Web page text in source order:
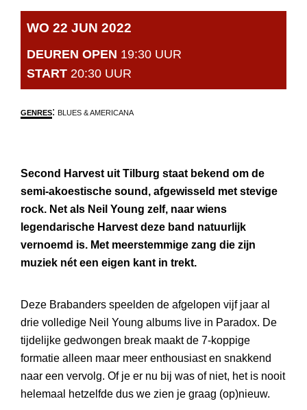
WO 22 JUN 2022
DEUREN OPEN 19:30 UUR
START 20:30 UUR
GENRES: BLUES & AMERICANA
Second Harvest uit Tilburg staat bekend om de
semi-akoestische sound, afgewisseld met stevige
rock. Net als Neil Young zelf, naar wiens
legendarische Harvest deze band natuurlijk
vernoemd is. Met meerstemmige zang die zijn
muziek nét een eigen kant in trekt.
Deze Brabanders speelden de afgelopen vijf jaar al
drie volledige Neil Young albums live in Paradox. De
tijdelijke gedwongen break maakt de 7-koppige
formatie alleen maar meer enthousiast en snakkend
naar een vervolg. Of je er nu bij was of niet, het is nooit
helemaal hetzelfde dus we zien je graag (op)nieuw.